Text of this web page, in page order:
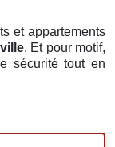
et appartements
. Et pour motif,
sécurité tout en